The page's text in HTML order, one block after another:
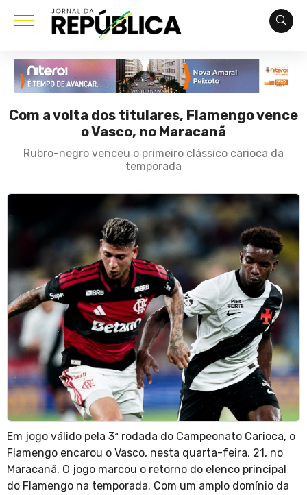
Com a volta dos titulares, Flamengo vence
o Vasco, no Maracanã
Rubro-negro venceu o primeiro clássico carioca da
temporada
Em jogo válido pela 3ª rodada do Campeonato Carioca, o
Flamengo encarou o Vasco, nesta quarta-feira, 21, no
Maracanã. O jogo marcou o retorno do elenco principal
do Flamengo na temporada. Com um amplo domínio da